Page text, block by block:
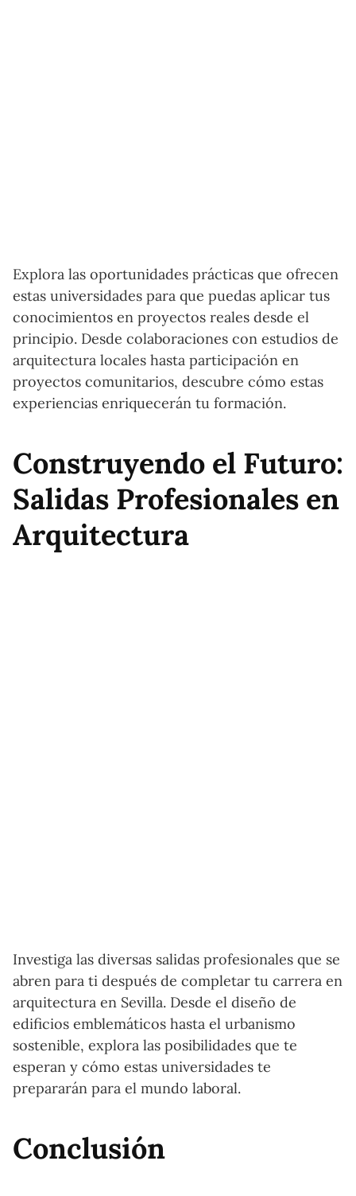
Explora las oportunidades prácticas que ofrecen
estas universidades para que puedas aplicar tus
conocimientos en proyectos reales desde el
principio. Desde colaboraciones con estudios de
arquitectura locales hasta participación en
proyectos comunitarios, descubre cómo estas
experiencias enriquecerán tu formación.
Construyendo el Futuro:
Salidas Profesionales en
Arquitectura
Investiga las diversas salidas profesionales que se
abren para ti después de completar tu carrera en
arquitectura en Sevilla. Desde el diseño de
edificios emblemáticos hasta el urbanismo
sostenible, explora las posibilidades que te
esperan y cómo estas universidades te
prepararán para el mundo laboral.
Conclusión